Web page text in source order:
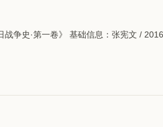
争史·第一卷》 基础信息：张宪文 /